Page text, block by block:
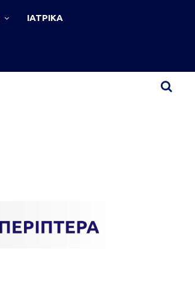
ΙΑΤΡΙΚΑ